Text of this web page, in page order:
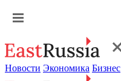
Новости Экономика Бизнес